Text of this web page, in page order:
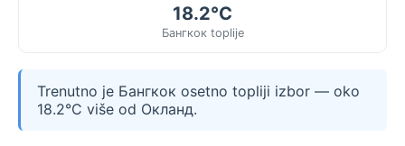
18.2°C
Бангкок toplije
Trenutno je Бангкок osetno topliji izbor — oko
18.2°C više od Окланд.